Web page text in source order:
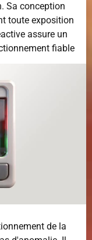
Sa conception
toute exposition
assure un
fiable
de la